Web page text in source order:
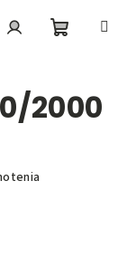
košík
2000